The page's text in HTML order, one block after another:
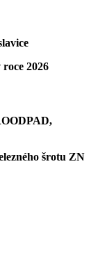
2026
šrotu ZN